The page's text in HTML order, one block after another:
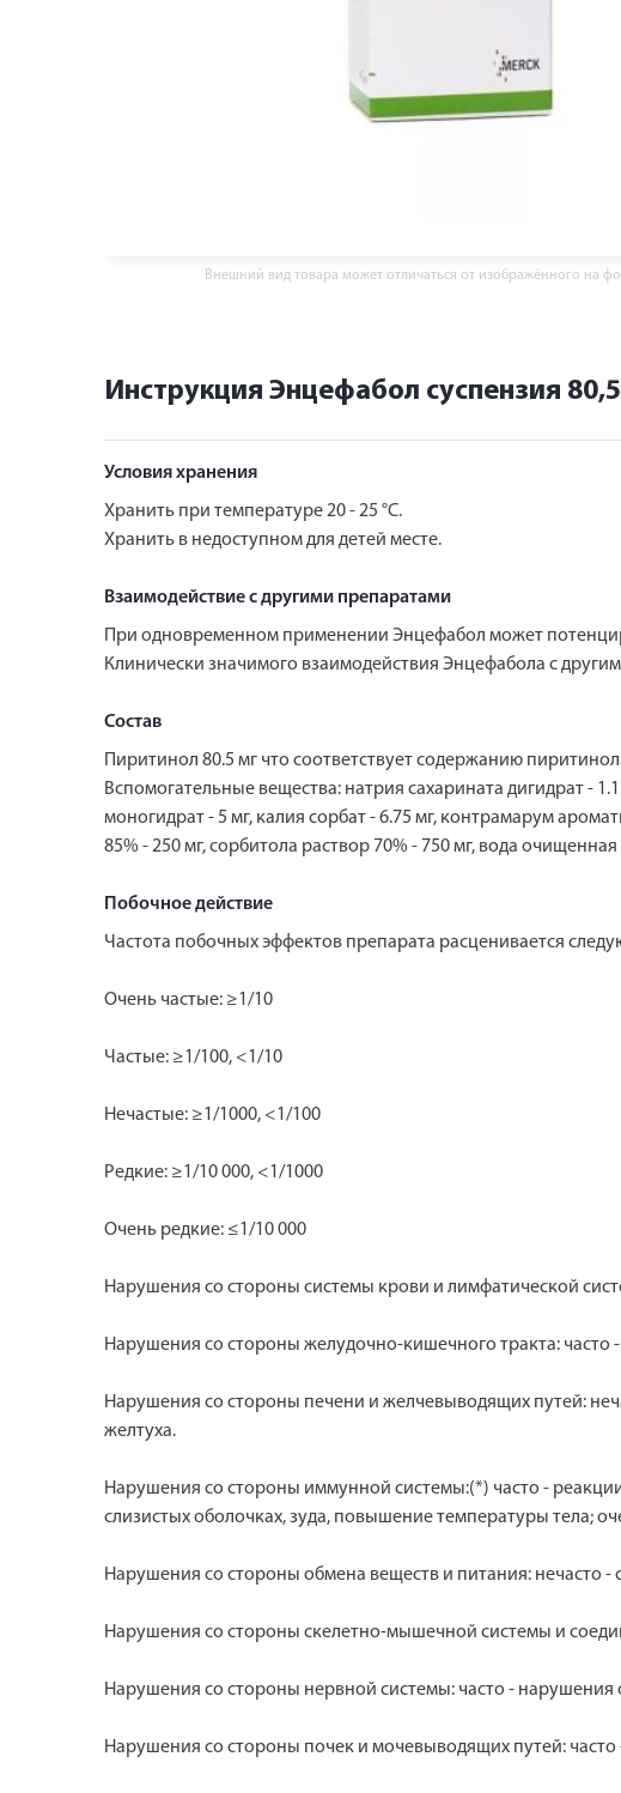
Внешний вид товара может отличаться от изображённого на
Инструкция Энцефабол суспензия
Условия хранения
Хранить при температуре 20 - 25 °С.
Хранить в недоступном для детей месте.
Взаимодействие с другими препаратами
При одновременном применении Энцефабол может
Клинически значимого взаимодействия Энцефабола с
Состав
Пиритинол 80.5 мг что соответствует содержанию
Вспомогательные вещества: натрия сахарината дигидрат -
моногидрат - 5 мг, калия сорбат - 6.75 мг, контрамарум
85% - 250 мг, сорбитола раствор 70% - 750 мг, вода очищенная
Побочное действие
Частота побочных эффектов препарата расценивается
Очень частые: ≥1/10
Частые: ≥1/100, <1/10
Нечастые: ≥1/1000, <1/100
Редкие: ≥1/10 000, <1/1000
Очень редкие: ≤1/10 000
Нарушения со стороны системы крови и лимфатической
Нарушения со стороны желудочно-кишечного тракта: часто
Нарушения со стороны печени и желчевыводящих путей:
желтуха.
Нарушения со стороны иммунной системы:(*) часто -
слизистых оболочках, зуда, повышение температуры тела;
Нарушения со стороны обмена веществ и питания: нечасто -
Нарушения со стороны скелетно-мышечной системы и
Нарушения со стороны нервной системы: часто - нарушения
Нарушения со стороны почек и мочевыводящих путей: